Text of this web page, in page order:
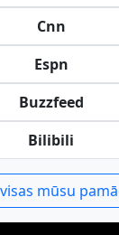
Cnn
Espn
Buzzfeed
Bilibili
mūsu